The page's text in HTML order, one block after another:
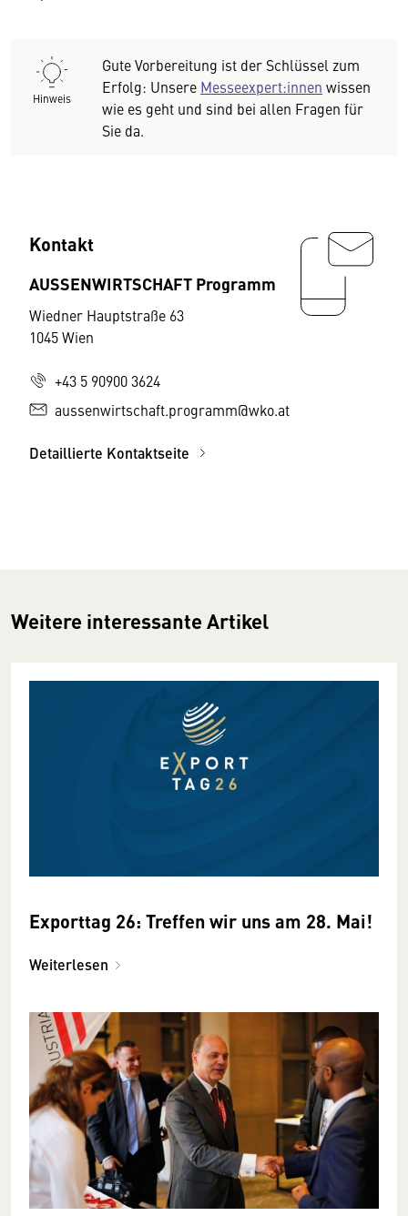
Hinweis
Gute Vorbereitung ist der Schlüssel zum
Erfolg: Unsere Messeexpert:innen wissen
wie es geht und sind bei allen Fragen für
Sie da.
Kontakt
AUSSENWIRTSCHAFT Programm
Wiedner Hauptstraße 63
1045 Wien
+43 5 90900 3624
aussenwirtschaft.programm@wko.at
Detaillierte Kontaktseite
Weitere interessante Artikel
Exporttag 26: Treffen wir uns am 28. Mai!
Weiterlesen